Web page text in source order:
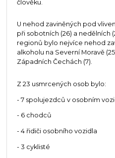
člověku.
U nehod zaviněných pod
při sobotních (26) a nedělních
regionů bylo nejvíce nehod
alkoholu na Severní Moravě
Západních Čechách (7).
Z 23 usmrcených osob bylo:
- 7 spolujezdců v osobním
- 6 chodců
- 4 řidiči osobního vozidla
- 3 cyklisté